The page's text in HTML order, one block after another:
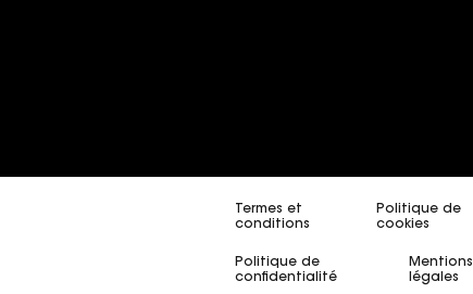
Termes et
conditions
Politique de
cookies
Politique de
confidentialité
Mentions
légales